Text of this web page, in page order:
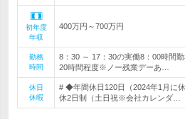
初年度
年収
400万円～700万円
勤務
時間
8：30 ～ 17：30の実働8：00時間
20時間程度※ノー残業デーあ…
休日
休暇
# ◆年間休日120日（2024年1月に
休2日制（土日祝※会社カレンダ…